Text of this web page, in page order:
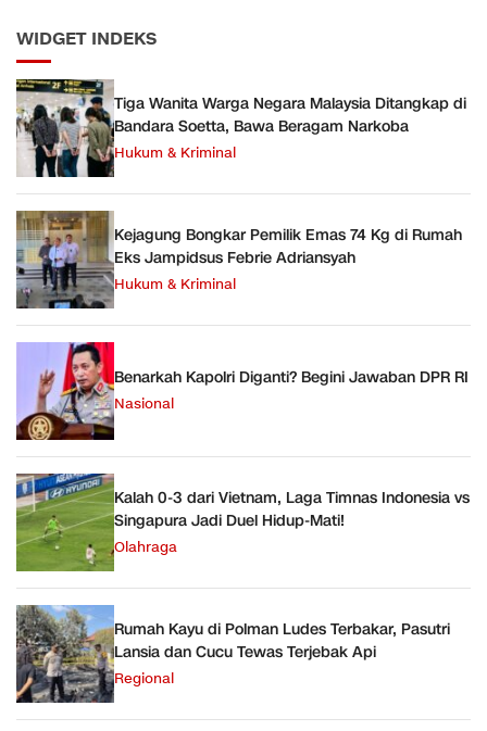
WIDGET INDEKS
Tiga Wanita Warga Negara Malaysia Ditangkap di
Bandara Soetta, Bawa Beragam Narkoba
Hukum & Kriminal
Kejagung Bongkar Pemilik Emas 74 Kg di Rumah
Eks Jampidsus Febrie Adriansyah
Hukum & Kriminal
Benarkah Kapolri Diganti? Begini Jawaban DPR RI
Nasional
Kalah 0-3 dari Vietnam, Laga Timnas Indonesia vs
Singapura Jadi Duel Hidup-Mati!
Olahraga
Rumah Kayu di Polman Ludes Terbakar, Pasutri
Lansia dan Cucu Tewas Terjebak Api
Regional